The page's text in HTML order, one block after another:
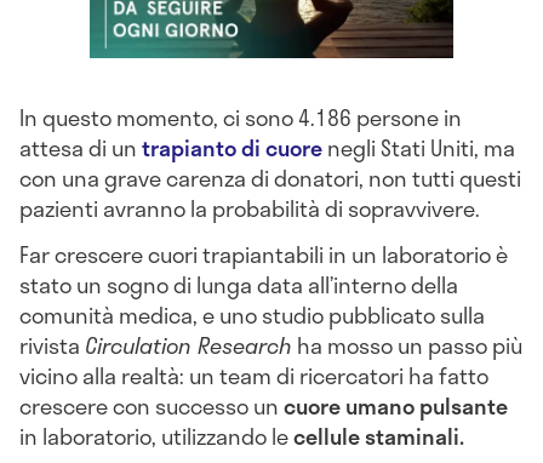
In questo momento, ci sono 4.186 persone in
attesa di untrapianto di cuorenegli Stati Uniti, ma
con una grave carenza di donatori, non tutti questi
pazienti avranno la probabilità di sopravvivere.
Far crescere cuori trapiantabili in un laboratorio è
stato un sogno di lunga data all’interno della
comunità medica, e uno studio pubblicato sulla
rivista Circulation Research ha mosso un passo più
vicino alla realtà: un team di ricercatori ha fatto
crescere con successo uncuore umano pulsante
in laboratorio, utilizzando lecellule staminali.